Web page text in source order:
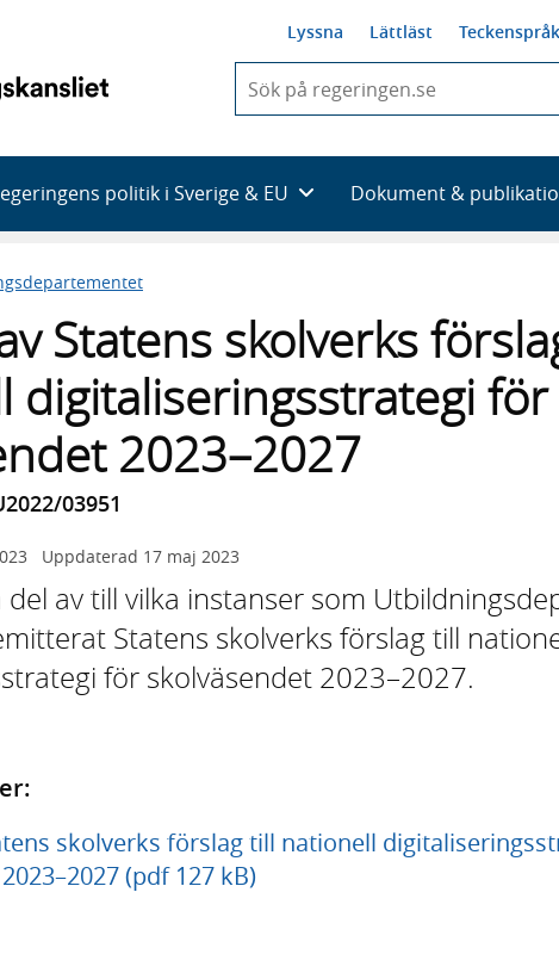
Lyssna Lättläst Teckenspråk
du
skriva
framträder
en
politik i Sverige & EU Dokument &
Statens skolverks
digitaliseringsstrategi för
2023–2027
03951
Uppdaterad 17 maj 2023
del av till vilka instanser som
Statens skolverks förslag till
för skolväsendet 2023–2027.
skolverks förslag till nationell
(pdf 127 kB)